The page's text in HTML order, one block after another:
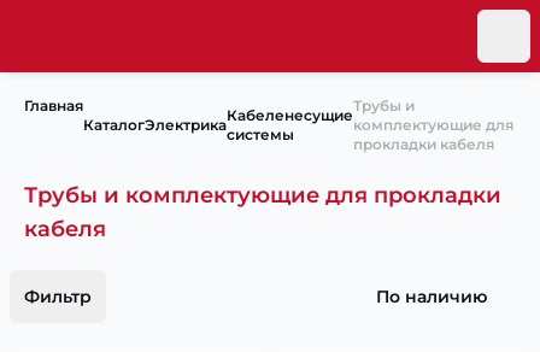
Главная
КаталогЭлектрика
Кабеленесущие
системы
Трубы и
комплектующие для
прокладки кабеля
Трубы и комплектующие для прокладки
кабеля
Фильтр По наличию